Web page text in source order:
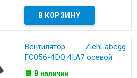
Вентилятор Ziehl-abegg
FC056-4DQ.4I.A7 осевой
В наличии